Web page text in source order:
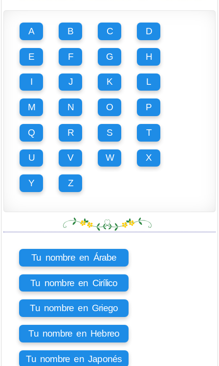
A B C D
E F G H
I J K L
M N O P
Q R S T
U V W X
Y Z
Tu nombre en Árabe
Tu nombre en Cirílico
Tu nombre en Griego
Tu nombre en Hebreo
Tu nombre en Japonés